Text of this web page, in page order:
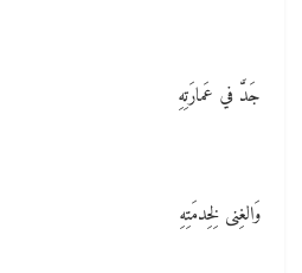
جَدَّ في عَمارَتِهِ
وَالغِنى لِخِدمَتِهِ